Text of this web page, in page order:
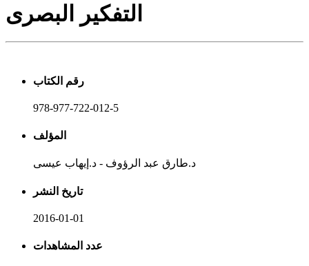
التفكير البصرى
رقم الكتاب
978-977-722-012-5
المؤلف
د.طارق عبد الرؤوف - د.إيهاب عيسى
تاريخ النشر
2016-01-01
عدد المشاهدات